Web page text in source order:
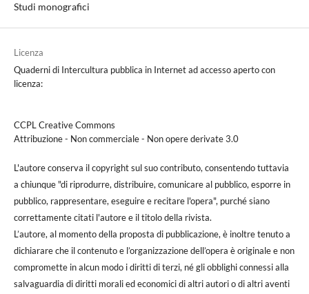
Studi monografici
Licenza
Quaderni di Intercultura pubblica in Internet ad accesso aperto con
licenza:
CCPL Creative Commons
Attribuzione - Non commerciale - Non opere derivate 3.0
L'autore conserva il copyright sul suo contributo, consentendo tuttavia
a chiunque "di riprodurre, distribuire, comunicare al pubblico, esporre in
pubblico, rappresentare, eseguire e recitare l'opera", purché siano
correttamente citati l'autore e il titolo della rivista.
L’autore, al momento della proposta di pubblicazione, è inoltre tenuto a
dichiarare che il contenuto e l’organizzazione dell’opera è originale e non
compromette in alcun modo i diritti di terzi, né gli obblighi connessi alla
salvaguardia di diritti morali ed economici di altri autori o di altri aventi